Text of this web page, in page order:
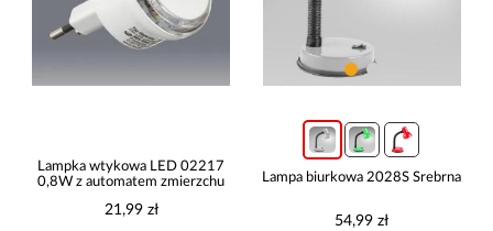
Lampka wtykowa LED 02217
0,8W z automatem zmierzchu
21,99 zł
Lampa biurkowa 2028S Srebrna
54,99 zł